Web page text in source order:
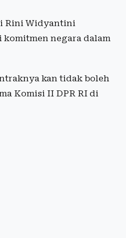
Rini Widyantini
negara dalam
kan tidak boleh
Komisi II DPR RI di